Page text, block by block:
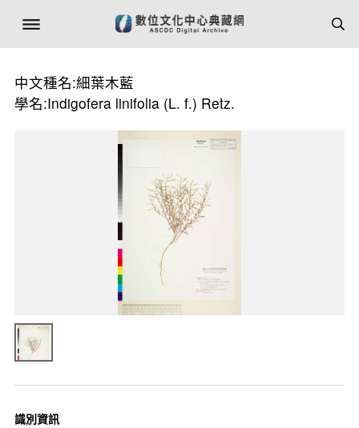
中文種名:細葉木藍
學名:Indigofera linifolia (L. f.) Retz.
識別資訊